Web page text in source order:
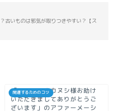
古いものは邪気が取りつきやすい？【ス
開運するためのコツ
「アメノミナカヌシ様お助け
いただきましてありがとうご
ざいます」のアファーメーシ